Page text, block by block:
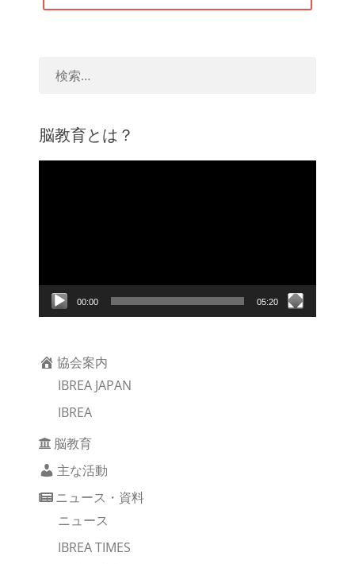
ゲ
ョ
投
脳教育とは？
ー
00:00 05:20
協会案内
IBREA JAPAN
IBREA
脳教育
主な活動
ニュース・資料
ニュース
IBREA TIMES